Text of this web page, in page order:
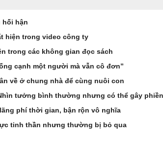
hối hận
hiện trong video công ty
trong các không gian đọc sách
cạnh một người mà vẫn cô đơn”
về ở chung nhà để cùng nuôi con
tưởng bình thường nhưng có thể gây
phí thời gian, bận rộn vô nghĩa
tinh thần nhưng thường bị bỏ qua